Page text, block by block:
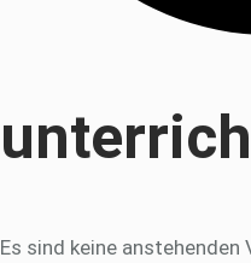
Es sind keine